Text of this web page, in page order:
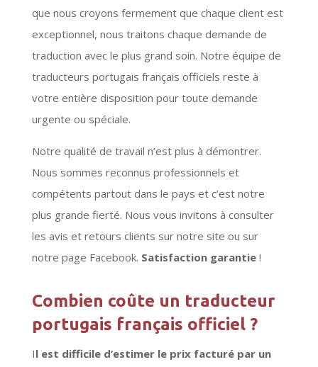
que nous croyons fermement que chaque client est
exceptionnel, nous traitons chaque demande de
traduction avec le plus grand soin. Notre équipe de
traducteurs portugais français officiels reste à
votre entière disposition pour toute demande
urgente ou spéciale.
Notre qualité de travail n’est plus à démontrer.
Nous sommes reconnus professionnels et
compétents partout dans le pays et c’est notre
plus grande fierté. Nous vous invitons à consulter
les avis et retours clients sur notre site ou sur
notre page Facebook. Satisfaction garantie!
Combien coûte un traducteur
portugais français officiel ?
Il est difficile d’estimer le prix facturé par un